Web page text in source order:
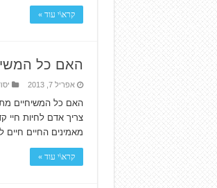
קרא\י עוד »
האם כל
אפריל 7, 2013
צריך אדם לחיות חיי
מאמינים החיים
קרא\י עוד »